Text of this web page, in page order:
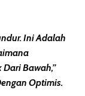
Ini Adalah
Bawah,”
Optimis.